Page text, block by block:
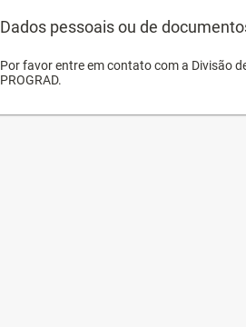
Dados pessoais ou de
Por favor entre em contato com a Divisão
PROGRAD.